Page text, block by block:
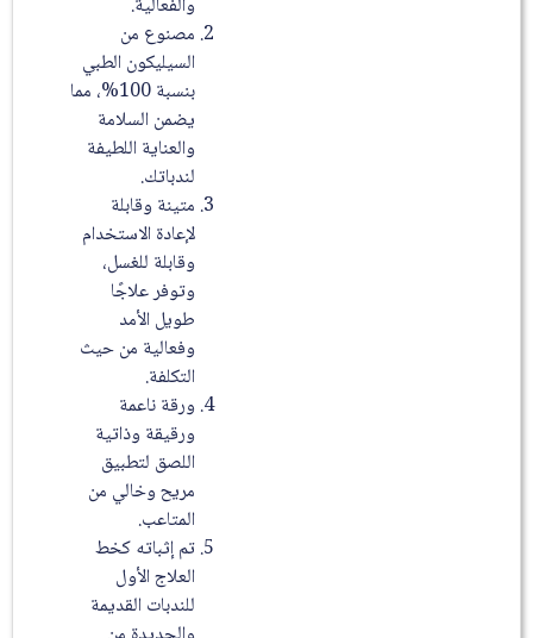
والفعالية.
مصنوع من
السيليكون الطبي
بنسبة 100%، مما
يضمن السلامة
والعناية اللطيفة
لندباتك.
متينة وقابلة
لإعادة الاستخدام
وقابلة للغسل،
وتوفر علاجًا
طويل الأمد
وفعالية من حيث
التكلفة.
ورقة ناعمة
ورقيقة وذاتية
اللصق لتطبيق
مريح وخالي من
المتاعب.
تم إثباته كخط
العلاج الأول
للندبات القديمة